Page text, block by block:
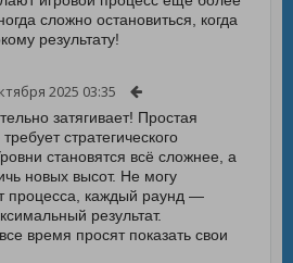
сложно остановиться, когда
результату!
2025 03:35
затягивает! Простая
стратегического
становятся всё сложнее, а
новых высот. Не могу
процесса, каждый раунд —
результат.
время просят показать свои